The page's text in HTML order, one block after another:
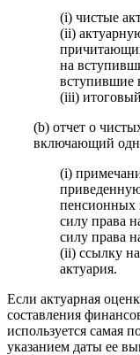
(i) чистые
(ii)
на
вступившие
(iii)
(b) отчет о
включающий
(i)
пенсионных
силу права
силу права
(ii) ссылку
актуария.
Если актуарная
составления
используется самая
указанием даты ее